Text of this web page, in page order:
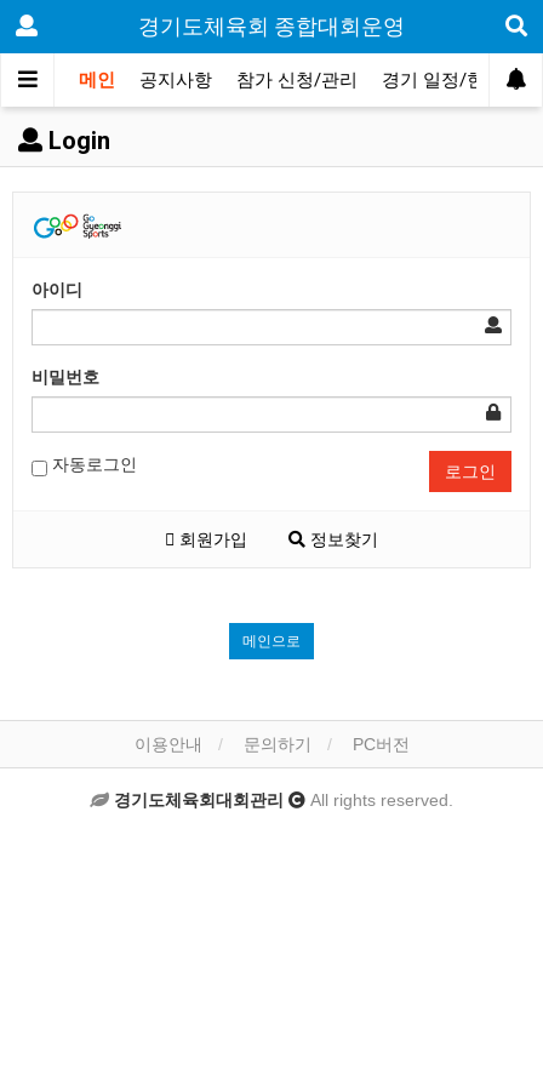
경기도체육회 종합대회운영
메인 공지사항 참가 신청/관리 경기 일정/현황
Login
아이디
비밀번호
자동로그인 로그인
회원가입 정보찾기
메인으로
이용안내 문의하기 PC버전
경기도체육회대회관리 All rights reserved.